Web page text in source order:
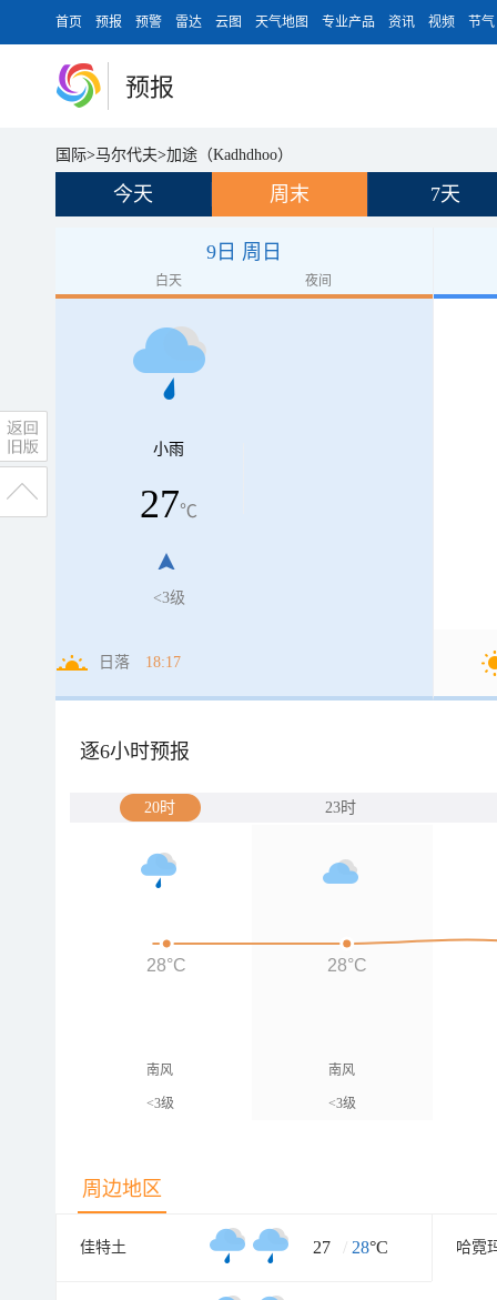
首页 预报 预警 雷达 云图 天气地图 专业产品 资讯 视频 节气
预报
国际>马尔代夫>加途（Kadhdhoo）
今天 周末 7天
9日 周日
白天 夜间
小雨
27℃
<3级
日落 18:17
逐6小时预报
20时 23时
南风
<3级
南风
<3级
28°C 28°C
周边地区
佳特土 27 / 28°C 哈霓